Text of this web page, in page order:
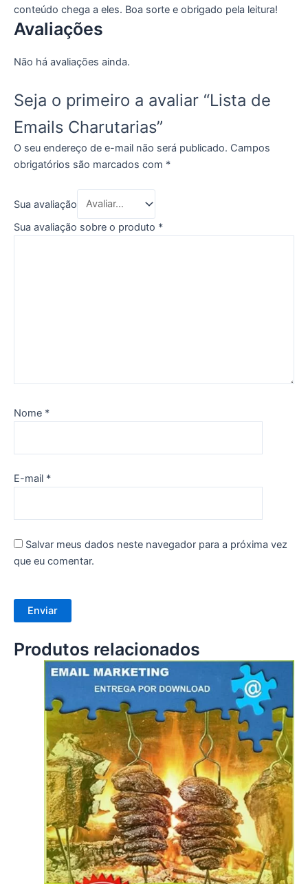
conteúdo chega a eles. Boa sorte e obrigado pela leitura!
Avaliações
Não há avaliações ainda.
Seja o primeiro a avaliar “Lista de
Emails Charutarias”
O seu endereço de e-mail não será publicado. Campos
obrigatórios são marcados com *
Sua avaliação
Sua avaliação sobre o produto *
Nome *
E-mail *
Salvar meus dados neste navegador para a próxima vez
que eu comentar.
Produtos relacionados